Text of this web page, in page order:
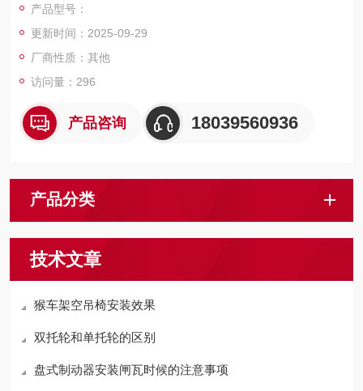
动力带动驱动轮和钢丝绳运行，从而实现输送矿工的原理。
产品型号：
更新时间：2025-09-29
厂商性质：其他
访问量：296
产品咨询 18039560936
产品分类
技术文章
猴车架空吊椅安装效果
双托轮和单托轮的区别
盘式制动器安装闸瓦时候的注意事项